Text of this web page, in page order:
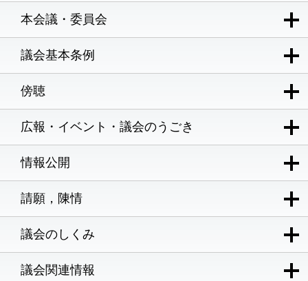
本会議・委員会
議会基本条例
傍聴
広報・イベント・議会のうごき
情報公開
請願，陳情
議会のしくみ
議会関連情報